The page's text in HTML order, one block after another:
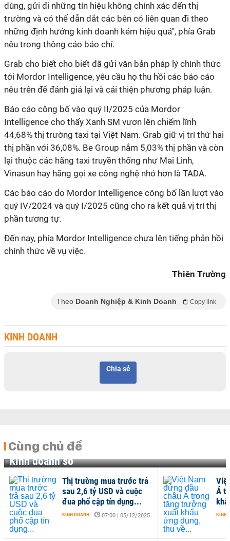
dùng, gửi đi những tín hiệu không chính xác đến thị
trường và có thể dẫn dắt các bên có liên quan đi theo
những định hướng kinh doanh kém hiệu quả”, phía Grab
nêu trong thông cáo báo chí.
Grab cho biết cho biết đã gửi văn bản pháp lý chính thức
tới Mordor Intelligence, yêu cầu họ thu hồi các báo cáo
nêu trên để đánh giá lại và cải thiện phương pháp luận.
Báo cáo công bố vào quý II/2025 của Mordor
Intelligence cho thấy Xanh SM vươn lên chiếm lĩnh
44,68% thị trường taxi tại Việt Nam. Grab giữ vị trí thứ hai
thị phần với 36,08%. Be Group nắm 5,03% thị phần và còn
lại thuộc các hãng taxi truyền thống như Mai Linh,
Vinasun hay hãng gọi xe công nghệ nhỏ hơn là TADA.
Các báo cáo do Mordor Intelligence công bố lần lượt vào
quý IV/2024 và quý I/2025 cũng cho ra kết quả vị trí thị
phần tương tự.
Đến nay, phía Mordor Intelligence chưa lên tiếng phản hồi
chính thức về vụ việc.
Thiên Trường
Theo Doanh Nghiệp & Kinh Doanh Copy link
KINH DOANH
Chia sẻ
Cùng chủ đề
Kinh doanh số
Thị trường mua trước trả
sau 2,6 tỷ USD và cuộc
đua phổ cập tín dụng...
KINH DOANH - 07:00 | 05/12/2025
Á
KINH